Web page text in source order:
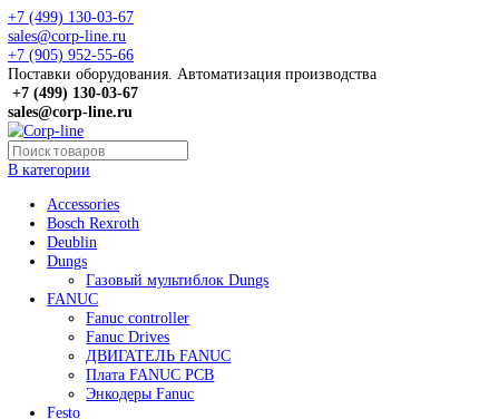
+7 (499) 130-03-67
sales@corp-line.ru
+7 (905) 952-55-66
Поставки оборудования. Автоматизация производства
+7 (499)130-03-67
sales@corp-line.ru
Accessories
Bosch Rexroth
Deublin
Dungs
Газовый мультиблок Dungs
FANUC
Fanuc controller
Fanuc Drives
ДВИГАТЕЛЬ FANUC